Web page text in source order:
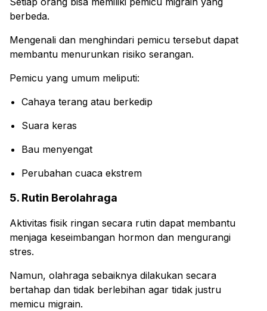
berbeda.
Mengenali dan menghindari pemicu tersebut dapat
membantu menurunkan risiko serangan.
Pemicu yang umum meliputi:
Cahaya terang atau berkedip
Suara keras
Bau menyengat
Perubahan cuaca ekstrem
5. Rutin Berolahraga
Aktivitas fisik ringan secara rutin dapat membantu
menjaga keseimbangan hormon dan mengurangi
stres.
Namun, olahraga sebaiknya dilakukan secara
bertahap dan tidak berlebihan agar tidak justru
memicu migrain.